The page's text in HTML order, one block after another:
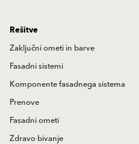
Rešitve
Zaključni ometi in barve
Fasadni sistemi
Komponente fasadnega sistema
Prenove
Fasadni ometi
Zdravo bivanje